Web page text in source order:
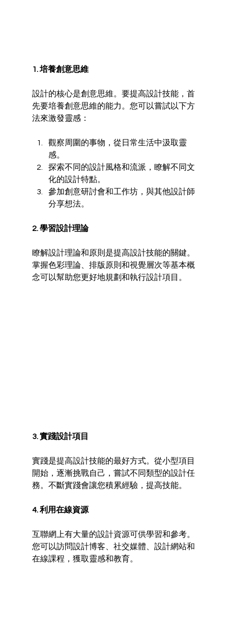
1. 培養創意思維
設計的核心是創意思維。要提高設計技能，首
先要培養創意思維的能力。您可以嘗試以下方
法來激發靈感：
觀察周圍的事物，從日常生活中汲取靈
感。
探索不同的設計風格和流派，瞭解不同文
化的設計特點。
參加創意研討會和工作坊，與其他設計師
分享想法。
2. 學習設計理論
瞭解設計理論和原則是提高設計技能的關鍵。
掌握色彩理論、排版原則和視覺層次等基本概
念可以幫助您更好地規劃和執行設計項目。
3. 實踐設計項目
實踐是提高設計技能的最好方式。從小型項目
開始，逐漸挑戰自己，嘗試不同類型的設計任
務。不斷實踐會讓您積累經驗，提高技能。
4. 利用在線資源
互聯網上有大量的設計資源可供學習和參考。
您可以訪問設計博客、社交媒體、設計網站和
在線課程，獲取靈感和教育。